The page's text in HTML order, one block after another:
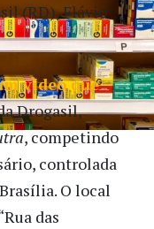
(RD), Flávio
vídeo que
Drogasil,
, competindo
controlada
O local
das